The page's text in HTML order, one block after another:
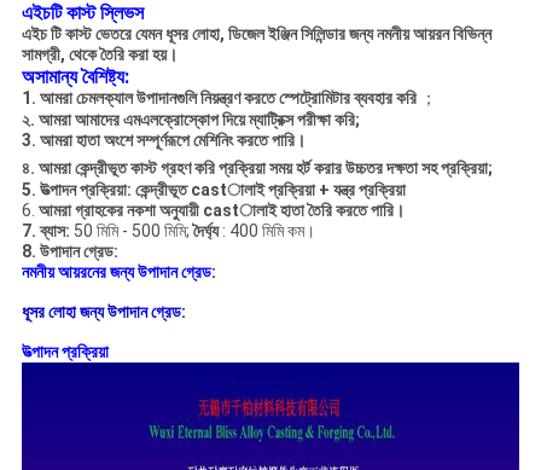
এইচটি কাস্ট স্লিভস
এইচ টি কাস্ট ভেতরেযেমন ধূসর লোহা, ডিজেল ইঞ্জিন সিলিন্ডার জন্য নমনীয় আয়রন বিভিন্ন
সামগ্রী, থেকে তৈরি করা হয়।
অসামান্য বৈশিষ্ট্য:
1. আমরা চেমলক্যাল উপাদানগুলি নিয়ন্ত্রণ করতে স্পেট্রোমিটার ব্যবহার করি；
২. আমরা আমাদের এমএলক্রোস্কোপ দিয়ে ম্যাট্রিক্স পরীক্ষা করি;
3. আমরা হাতা অংশে সম্পূর্ণরূপে মেশিনিং করতে পারি।
৪. আমরাকেন্দ্রীভূত কাস্টগ্রহণ করিপ্রক্রিয়াসময় হর্টকরার উচ্চতর দক্ষতা সহপ্রক্রিয়া;
5. উত্পাদন প্রক্রিয়া: কেন্দ্রীভূত castালাই প্রক্রিয়া + যন্ত্র প্রক্রিয়া
6. আমরা গ্রাহকের নকশা অনুযায়ী castালাই হাতা তৈরি করতে পারি।
7. ব্যাস: 50 মিমি - 500 মিমি;দৈর্ঘ্য: 400 মিমি কম।
8. উপাদান গ্রেড:
নমনীয় আয়রনের জন্য উপাদান গ্রেড:
ধূসর লোহা জন্য উপাদান গ্রেড:
উত্পাদন প্রক্রিয়া